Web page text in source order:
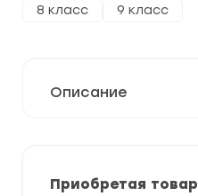
8 класс
9 класс
Описание
Приобретая товар